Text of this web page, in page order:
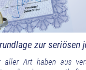
zur
aller Art haben aus